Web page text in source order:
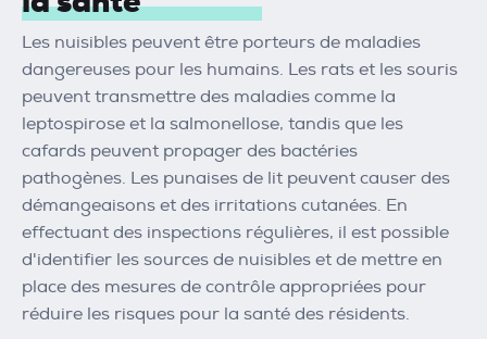
Les nuisibles peuvent être porteurs de maladies
dangereuses pour les humains. Les rats et les souris
peuvent transmettre des maladies comme la
leptospirose et la salmonellose, tandis que les
cafards peuvent propager des bactéries
pathogènes. Les punaises de lit peuvent causer des
démangeaisons et des irritations cutanées. En
effectuant des inspections régulières, il est possible
d'identifier les sources de nuisibles et de mettre en
place des mesures de contrôle appropriées pour
réduire les risques pour la santé des résidents.